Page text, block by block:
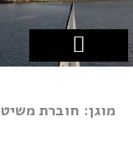
מוגן: חוברת משיט 40